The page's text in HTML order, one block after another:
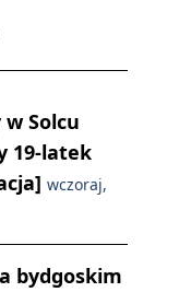
Solcu
19-latek
wczoraj,
bydgoskim